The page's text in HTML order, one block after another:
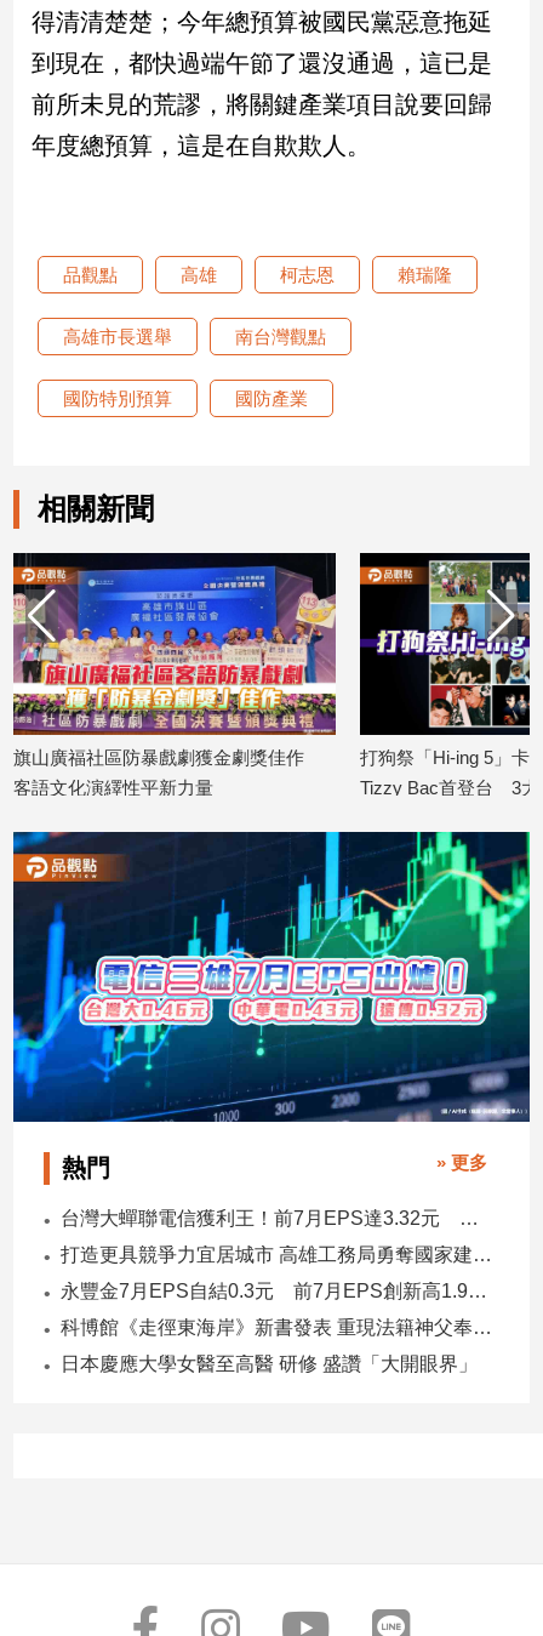
建
築/
室
內
設
美
星
健
康/
子/
感
情
藝
術
／
文
創
／
影
推
薦
科
技/
遊
戲
運
動
物
Pet
區
得清清楚楚；今年總預算被國民黨惡意拖延
到現在，都快過端午節了還沒通過，這已是
前所未見的荒謬，將關鍵產業項目說要回歸
年度總預算，這是在自欺欺人。
品觀點 高雄 柯志恩 賴瑞隆
高雄市長選舉 南台灣觀點
國防特別預算 國防產業
相關新聞
旗山廣福社區防暴戲劇獲金劇獎佳作
客語文化演繹性平新力量
打狗祭「Hi-ing 5」
Tizzy Bac首登台 3大
2026/08/10
熱門 » 更多
台灣大蟬聯電信獲利王！前7月EPS達3.32元 中華電3.11、遠傳2.46元
打造更具競爭力宜居城市 高雄工務局勇奪國家建築界9大獎
永豐金7月EPS自結0.3元 前7月EPS創新高1.96元！
科博館《走徑東海岸》新書發表 重現法籍神父奉獻足跡與歷史日記
日本慶應大學女醫至高醫 研修 盛讚「大開眼界」